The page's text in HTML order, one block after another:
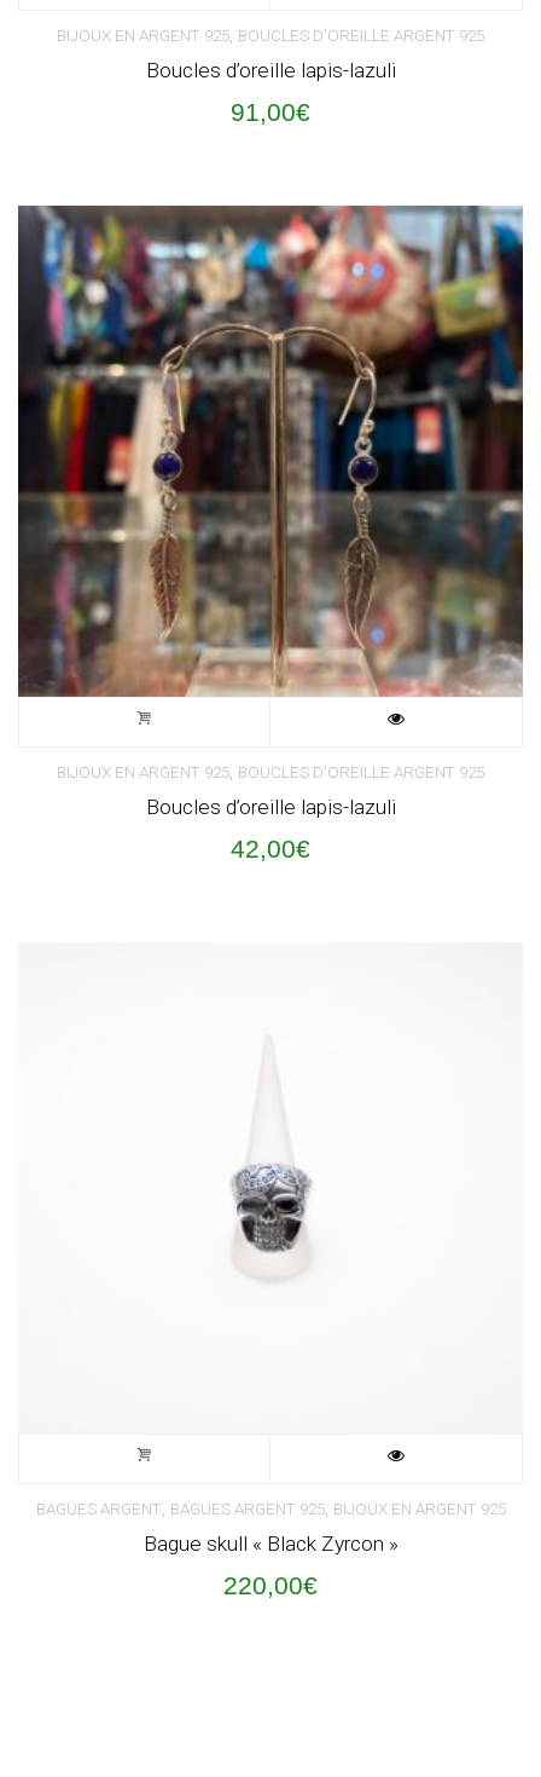
BIJOUX EN ARGENT 925, BOUCLES D'OREILLE ARGENT 925
Boucles d’oreille lapis-lazuli
91,00€
BIJOUX EN ARGENT 925, BOUCLES D'OREILLE ARGENT 925
Boucles d’oreille lapis-lazuli
42,00€
BAGUES ARGENT, BAGUES ARGENT 925, BIJOUX EN ARGENT 925
Bague skull « Black Zyrcon »
220,00€